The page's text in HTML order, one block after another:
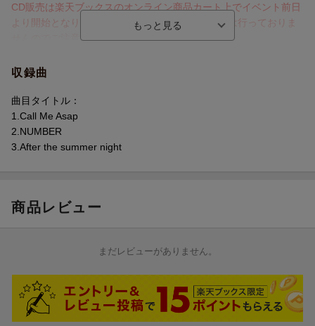
★仕様/封入特典
●[封入特典]トレカ池田彪馬盤 ver. 1枚封入（池田彪馬ソロ全4種の
うちランダム1種）
CD販売は楽天ブックスのオンライン商品カート上でイベント前日
より開始となります。イベント会場での対面販売は行っておりま
せんのでご注意ください。
予約15,000円（税込）ごとに1回ご参加いただけるスペシャル抽選
ら3回抽選にご参加いただけます)
ご当選者様30名を第2部の特典会終了後に第3部として、メンバー
全員とお客様1名での集合撮影会にご案内させていただきます！
ベントはもちろん、今後一切当イベント会場への入場を禁止させ
皆様のご来場をお待ちしております！
ーーーーーーーーーーーーーーーーーーーーーーーーーーーーー
ーーーーーーーーーーーーーーー
収録曲
曲目タイトル：
1.Call Me Asap
2.NUMBER
3.After the summer night
商品レビュー
まだレビューがありません。